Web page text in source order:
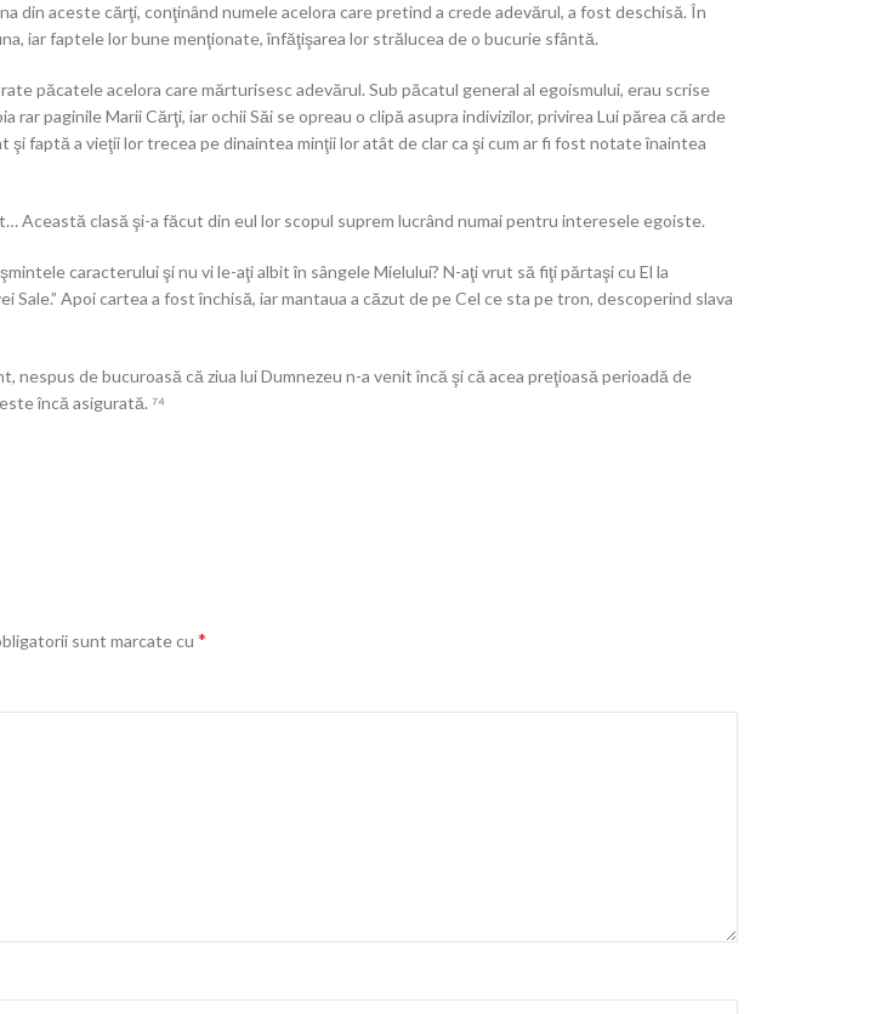
din aceste cărţi, conţinând numele acelora care pretind a crede adevărul, a fost deschisă. În
iar faptele lor bune menţionate, înfăţişarea lor strălucea de o bucurie sfântă.
păcatele acelora care mărturisesc adevărul. Sub păcatul general al egoismului, erau scrise
paginile Marii Cărţi, iar ochii Săi se opreau o clipă asupra indivizilor, privirea Lui părea că arde
faptă a vieţii lor trecea pe dinaintea minţii lor atât de clar ca şi cum ar fi fost notate înaintea
Această clasă şi-a făcut din eul lor scopul suprem lucrând numai pentru interesele egoiste.
caracterului şi nu vi le-aţi albit în sângele Mielului? N-aţi vrut să fiţi părtaşi cu El la
Sale.” Apoi cartea a fost închisă, iar mantaua a căzut de pe Cel ce sta pe tron, descoperind slava
nespus de bucuroasă că ziua lui Dumnezeu n-a venit încă şi că acea preţioasă perioadă de
încă asigurată. ⁷⁴
sunt marcate cu *